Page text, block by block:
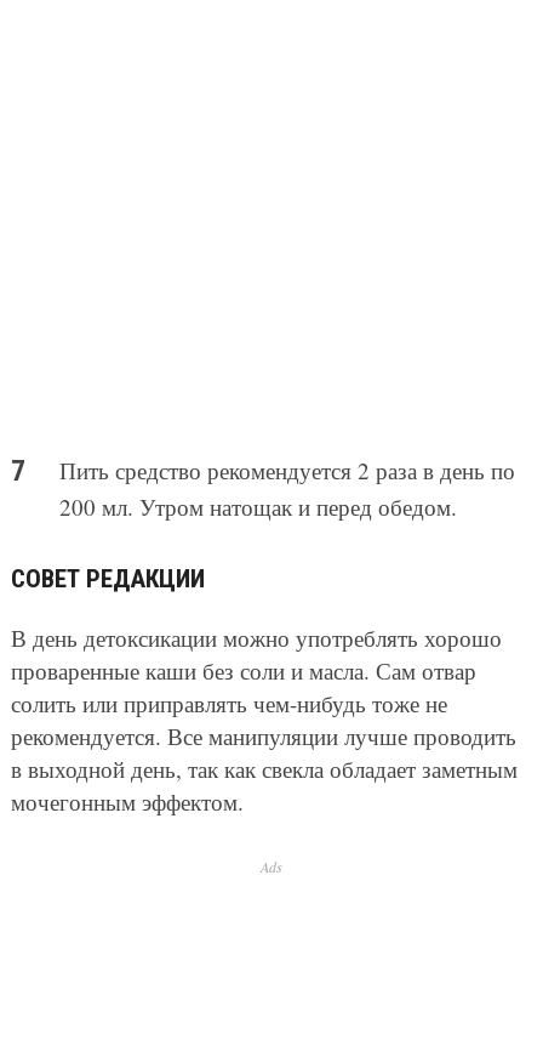
Пить средство рекомендуется 2 раза в день по
200 мл. Утром натощак и перед обедом.
СОВЕТ РЕДАКЦИИ
В день детоксикации можно употреблять хорошо
проваренные каши без соли и масла. Сам отвар
солить или приправлять чем-нибудь тоже не
рекомендуется. Все манипуляции лучше проводить
в выходной день, так как свекла обладает заметным
мочегонным эффектом.
Ads